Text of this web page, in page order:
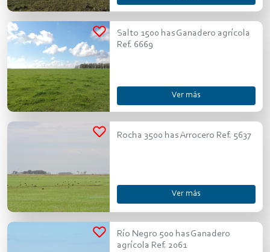
Salto 1500 has Ganadero agrícola
Ref. 6669
Ver más
Rocha 3500 has Arrocero Ref. 5637
Ver más
Río Negro 500 has Ganadero
agrícola Ref. 2061